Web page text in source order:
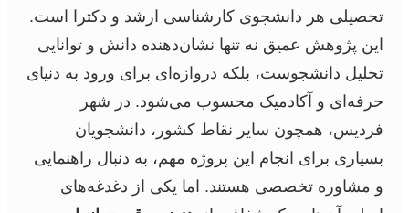
تحصیلی هر دانشجوی کارشناسی ارشد و دکترا است.
این پژوهش عمیق نه تنها نشان‌دهنده دانش و توانایی
تحلیل دانشجوست، بلکه دروازه‌ای برای ورود به دنیای
حرفه‌ای و آکادمیک محسوب می‌شود. در شهر
فردیس، همچون سایر نقاط کشور، دانشجویان
بسیاری برای انجام این پروژه مهم، به دنبال راهنمایی
و مشاوره تخصصی هستند. اما یکی از دغدغه‌های